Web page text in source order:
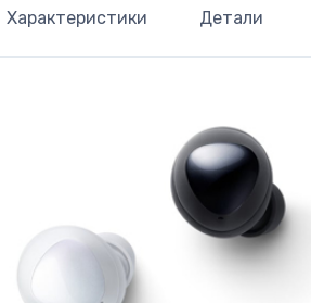
Характеристики Детали